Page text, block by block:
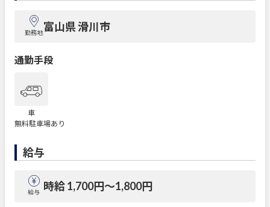
勤務地富山県 滑川市
通勤手段
車
無料駐車場あり
給与
給与 時給 1,700円〜1,800円